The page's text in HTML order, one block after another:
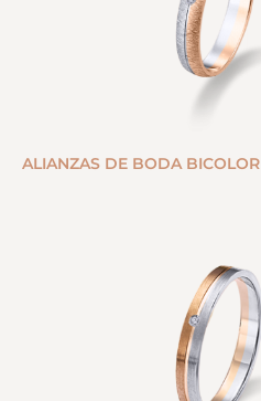
ALIANZAS DE BODA BICOLOR